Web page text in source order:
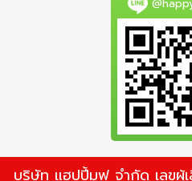
บริษัท แฮปปี้มูฟ จำกัด เลขผู้